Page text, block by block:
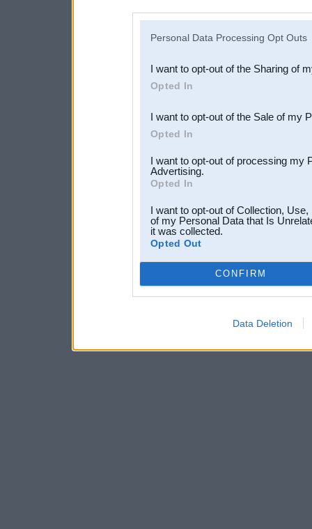
Downstream Participants
third parties.
Personal Data Processing Opt Outs
I want to opt-out of the Sharing of
Opted In
I want to opt-out of the Sale of my
Opted In
I want to opt-out of processing my
Advertising.
Opted In
I want to opt-out of Collection,
of my Personal Data that Is
it was collected.
Opted Out
CONFIRM
Data Deletion